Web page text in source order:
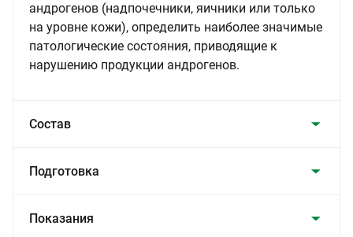
андрогенов (надпочечники, яичники или только
на уровне кожи), определить наиболее значимые
патологические состояния, приводящие к
нарушению продукции андрогенов.
Состав
Подготовка
Показания